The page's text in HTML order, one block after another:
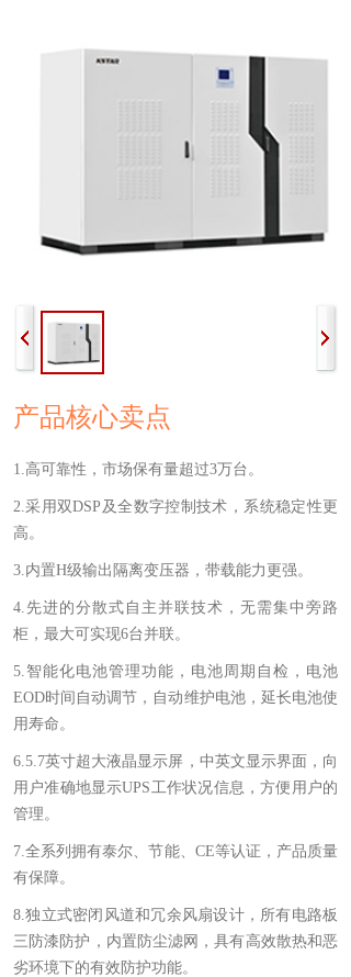
产品核心卖点
1.高可靠性，市场保有量超过3万台。
2.采用双DSP及全数字控制技术，系统稳定性更
高。
3.内置H级输出隔离变压器，带载能力更强。
4.先进的分散式自主并联技术，无需集中旁路
柜，最大可实现6台并联。
5.智能化电池管理功能，电池周期自检，电池
EOD时间自动调节，自动维护电池，延长电池使
用寿命。
6.5.7英寸超大液晶显示屏，中英文显示界面，向
用户准确地显示UPS工作状况信息，方便用户的
管理。
7.全系列拥有泰尔、节能、CE等认证，产品质量
有保障。
8.独立式密闭风道和冗余风扇设计，所有电路板
三防漆防护，内置防尘滤网，具有高效散热和恶
劣环境下的有效防护功能。